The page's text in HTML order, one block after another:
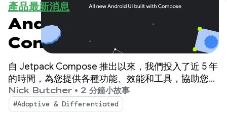
產品最新消息
Android UI 開發作業以
Compose 為優先
自 Jetpack Compose 推出以來，我們投入了近 5 年
的時間，為您提供各種功能、效能和工具，協助您在
各種 Android 裝置上建構出色的 UI。
Nick Butcher • 2 分鐘小故事
#Adaptive & Differentiated